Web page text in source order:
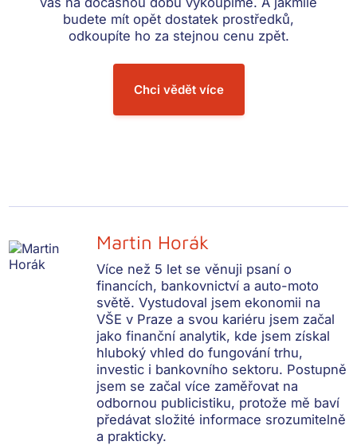
budete mít opět dostatek prostředků,
odkoupíte ho za stejnou cenu zpět.
Chci vědět více
Martin Horák
Více než 5 let se věnuji psaní o
financích, bankovnictví a auto-moto
světě. Vystudoval jsem ekonomii na
VŠE v Praze a svou kariéru jsem začal
jako finanční analytik, kde jsem získal
hluboký vhled do fungování trhu,
investic i bankovního sektoru. Postupně
jsem se začal více zaměřovat na
odbornou publicistiku, protože mě baví
předávat složité informace srozumitelně
a prakticky.